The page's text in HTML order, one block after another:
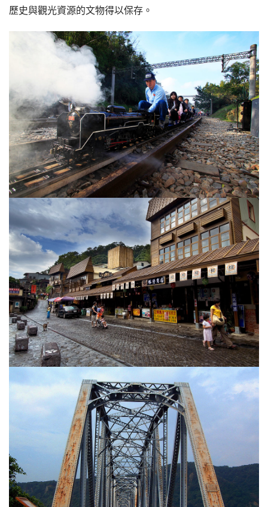
歷史與觀光資源的文物得以保存。